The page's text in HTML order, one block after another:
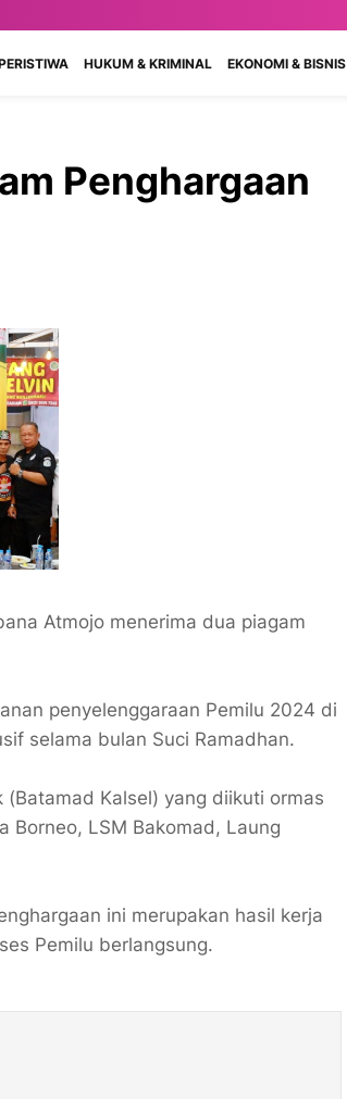
HUKUM & KRIMINAL EKONOMI & BISNIS
Penghargaan
Atmojo menerima dua piagam
penyelenggaraan Pemilu 2024 di
selama bulan Suci Ramadhan.
Kalsel) yang diikuti ormas
Borneo, LSM Bakomad, Laung
ini merupakan hasil kerja
Pemilu berlangsung.